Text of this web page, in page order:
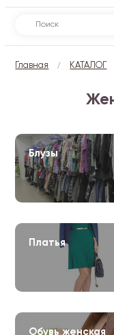
Главная / КАТАЛОГ
Блузы
Платья
Обувь женская